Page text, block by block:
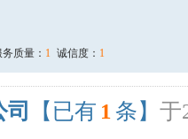
务质量： 1 诚信度： 1
【已有 1 条】 于